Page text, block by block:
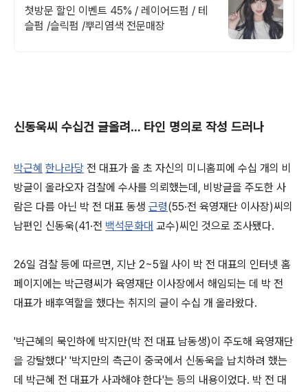
인
첫방문 할인 이벤트 45% / 레이어드펌 / 테
슬펌 /슬릭펌 /뿌리염색 전문매장
신동욱씨 수십건 글올려… 타인 명의로 작성 드러나
박근혜 한나라당 전 대표가 올 초 자신의 미니홈피에 수십 개의 비
방글이 올라오자 검찰에 수사를 의뢰했는데, 비방글을 주도한 사
람은 다름 아닌 박 전 대표 동생 근령(55·전 육영재단 이사장)씨의
남편인 신동욱(41·전 백석문화대 교수)씨인 것으로 조사됐다.
26일 검찰 등에 따르면, 지난 2~5월 사이 박 전 대표의 인터넷 홈
페이지에는 박근령씨가 육영재단 이사장에서 해임되는 데 박 전
대표가 배후역할을 했다는 취지의 글이 수십 개 올라왔다.
'박근혜의 묵인하에 박지만(박 전 대표 남동생)이 주도해 육영재단
을 강탈했다' '박지만의 측근이 중국에서 신동욱을 납치하려 했는
데 박근혜 전 대표가 사과해야 한다'는 등의 내용이었다. 박 전 대